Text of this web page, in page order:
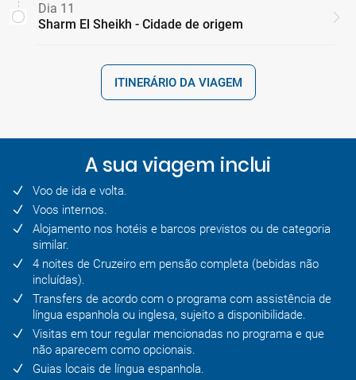
Dia 11
Sharm El Sheikh - Cidade de origem
ITINERÁRIO DA VIAGEM
A sua viagem inclui
Voo de ida e volta.
Voos internos.
Alojamento nos hotéis e barcos previstos ou de categoria
similar.
4 noites de Cruzeiro em pensão completa (bebidas não
incluídas).
Transfers de acordo com o programa com assistência de
língua espanhola ou inglesa, sujeito a disponibilidade.
Visitas em tour regular mencionadas no programa e que
não aparecem como opcionais.
Guias locais de língua espanhola.